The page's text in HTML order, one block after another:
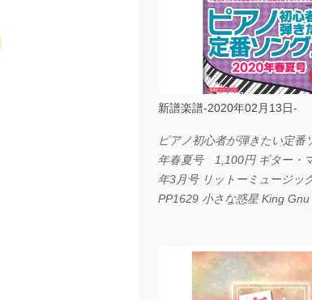
新譜楽譜-2020年02月13日-
ピアノ初心者が弾きたい定番
年春夏号 1,100円 ギター・
年3月号 リットーミュージ
PP1629 小さな惑星 King Gnu
LOVE... Official髭男dism バン
アリー 825円